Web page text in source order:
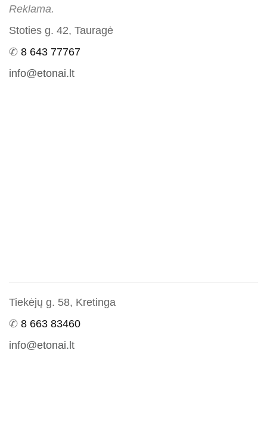
Reklama.
Stoties g. 42, Tauragė
✆ 8 643 77767
info@etonai.lt
Tiekėjų g. 58, Kretinga
✆ 8 663 83460
info@etonai.lt